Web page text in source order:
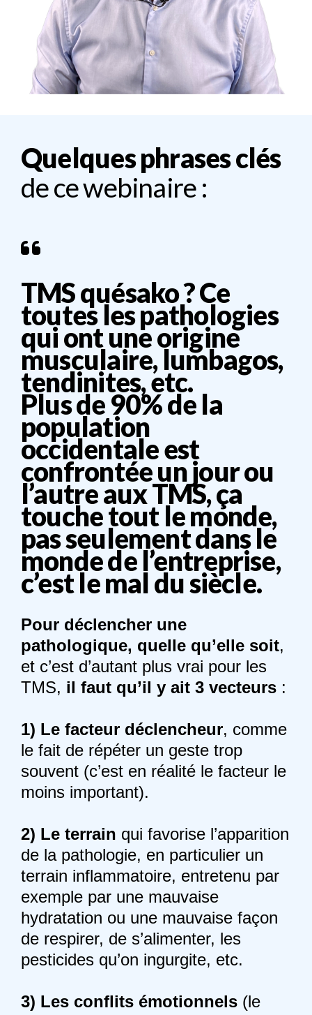
Quelques phrases clés
de ce webinaire :
TMS quésako ? Ce
toutes les pathologies
qui ont une origine
musculaire, lumbagos,
tendinites, etc.
Plus de 90% de la
population
occidentale est
confrontée un jour ou
l’autre aux TMS, ça
touche tout le monde,
pas seulement dans le
monde de l’entreprise,
c’est le mal du siècle.
Pour déclencher une
pathologique, quelle qu’elle soit,
et c’est d’autant plus vrai pour les
TMS, il faut qu’il y ait 3 vecteurs :
1) Le facteur déclencheur, comme
le fait de répéter un geste trop
souvent (c’est en réalité le facteur le
moins important).
2) Le terrain qui favorise l’apparition
de la pathologie, en particulier un
terrain inflammatoire, entretenu par
exemple par une mauvaise
hydratation ou une mauvaise façon
de respirer, de s’alimenter, les
pesticides qu’on ingurgite, etc.
3) Les conflits émotionnels (le